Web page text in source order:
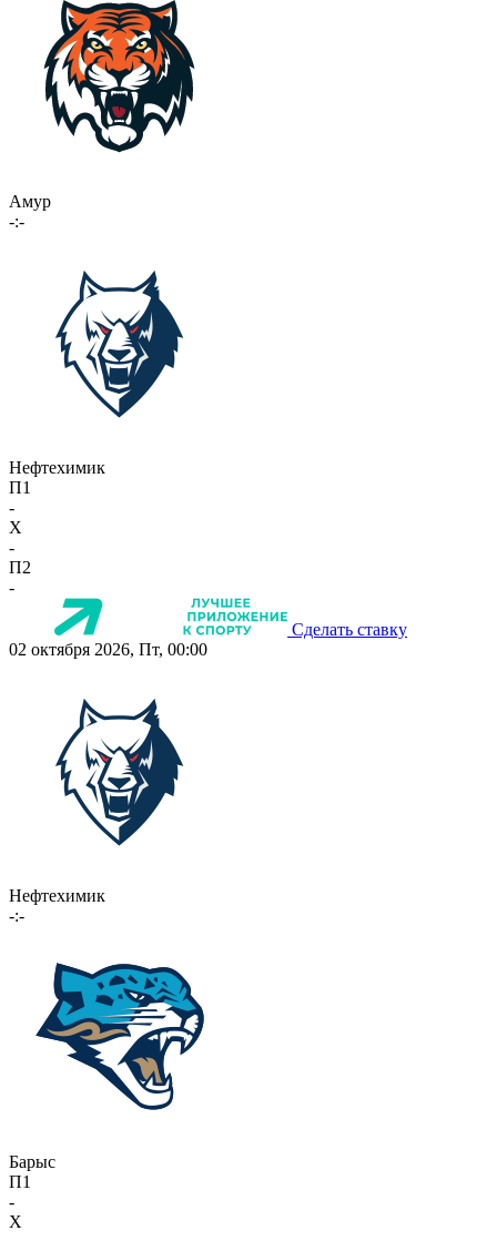
Амур
-:-
Нефтехимик
П1
-
X
-
П2
-
Сделать ставку
02 октября 2026, Пт, 00:00
Нефтехимик
-:-
Барыс
П1
-
X